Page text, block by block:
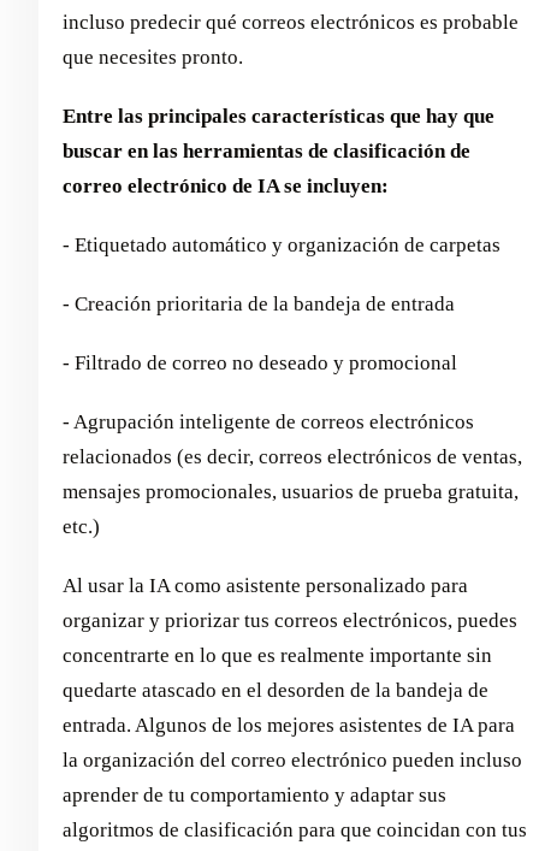
incluso predecir qué correos electrónicos es probable
que necesites pronto.
Entre las principales características que hay que
buscar en las herramientas de clasificación de
correo electrónico de IA se incluyen:
- Etiquetado automático y organización de carpetas
- Creación prioritaria de la bandeja de entrada
- Filtrado de correo no deseado y promocional
- Agrupación inteligente de correos electrónicos
relacionados (es decir, correos electrónicos de ventas,
mensajes promocionales, usuarios de prueba gratuita,
etc.)
Al usar la IA como asistente personalizado para
organizar y priorizar tus correos electrónicos, puedes
concentrarte en lo que es realmente importante sin
quedarte atascado en el desorden de la bandeja de
entrada. Algunos de los mejores asistentes de IA para
la organización del correo electrónico pueden incluso
aprender de tu comportamiento y adaptar sus
algoritmos de clasificación para que coincidan con tus